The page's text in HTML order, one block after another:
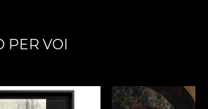
doar un tapet, ci și o meditație
liniștite, dormitoare
spații culturale boutique, acest
atmosferă și rafinament
ușor decorului clasic și
PER VOI